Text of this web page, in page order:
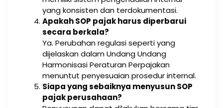
yang konsisten dan terdokumentasi.
Apakah SOP pajak harus diperbarui
secara berkala?
Ya. Perubahan regulasi seperti yang
dijelaskan dalam Undang Undang
Harmonisasi Peraturan Perpajakan
menuntut penyesuaian prosedur internal.
Siapa yang sebaiknya menyusun SOP
pajak perusahaan?